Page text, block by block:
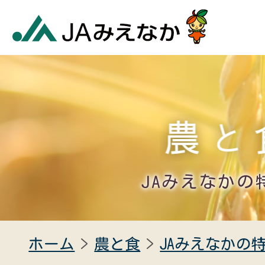
JAみえなかの
ホーム 農と食 JAみえなかの